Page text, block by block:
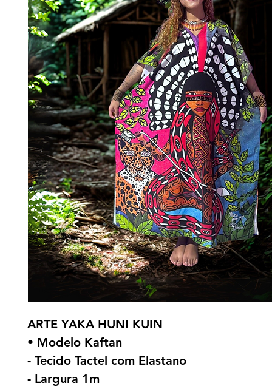
ARTE YAKA HUNI KUIN
• Modelo Kaftan
- Tecido Tactel com Elastano
- Largura 1m